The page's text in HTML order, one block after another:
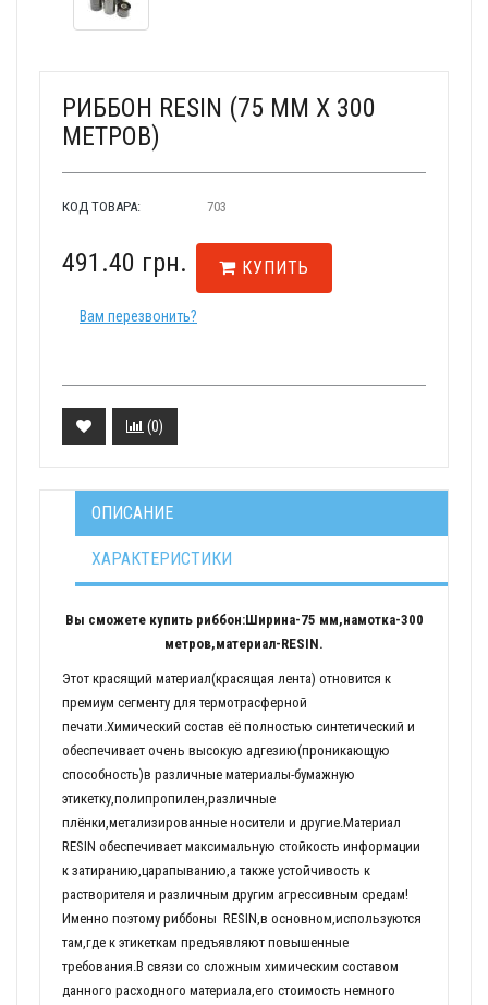
РИББОН RESIN (75 ММ X 300
МЕТРОВ)
КОД ТОВАРА: 703
491.40 грн. КУПИТЬ
Вам перезвонить?
(0)
ОПИСАНИЕ
ХАРАКТЕРИСТИКИ
Вы сможете купить риббон:Ширина-75 мм,намотка-300
метров,материал-RESIN.
Этот красящий материал(красящая лента) отновится к
премиум сегменту для термотрасферной
печати.Химический состав её полностью синтетический и
обеспечивает очень высокую адгезию(проникающую
способность)в различные материалы-бумажную
этикетку,полипропилен,различные
плёнки,метализированные носители и другие.Материал
RESIN обеспечивает максимальную стойкость информации
к затиранию,царапыванию,а также устойчивость к
растворителя и различным другим агрессивным средам!
Именно поэтому риббоны RESIN,в основном,используются
там,где к этикеткам предъявляют повышенные
требования.В связи со сложным химическим составом
данного расходного материала,его стоимость немного